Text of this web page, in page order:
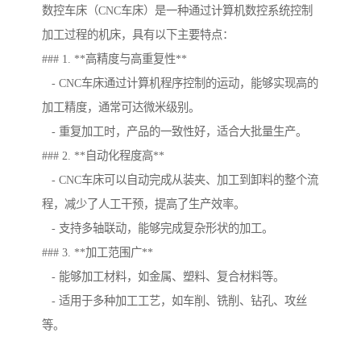
数控车床（CNC车床）是一种通过计算机数控系统控制
加工过程的机床，具有以下主要特点：
### 1. **高精度与高重复性**
- CNC车床通过计算机程序控制的运动，能够实现高的
加工精度，通常可达微米级别。
- 重复加工时，产品的一致性好，适合大批量生产。
### 2. **自动化程度高**
- CNC车床可以自动完成从装夹、加工到卸料的整个流
程，减少了人工干预，提高了生产效率。
- 支持多轴联动，能够完成复杂形状的加工。
### 3. **加工范围广**
- 能够加工材料，如金属、塑料、复合材料等。
- 适用于多种加工工艺，如车削、铣削、钻孔、攻丝
等。